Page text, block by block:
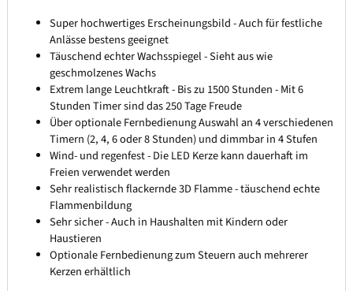
Super hochwertiges Erscheinungsbild - Auch für festliche
Anlässe bestens geeignet
Täuschend echter Wachsspiegel - Sieht aus wie
geschmolzenes Wachs
Extrem lange Leuchtkraft - Bis zu 1500 Stunden - Mit 6
Stunden Timer sind das 250 Tage Freude
Über optionale Fernbedienung Auswahl an 4 verschiedenen
Timern (2, 4, 6 oder 8 Stunden) und dimmbar in 4 Stufen
Wind- und regenfest - Die LED Kerze kann dauerhaft im
Freien verwendet werden
Sehr realistisch flackernde 3D Flamme - täuschend echte
Flammenbildung
Sehr sicher - Auch in Haushalten mit Kindern oder
Haustieren
Optionale Fernbedienung zum Steuern auch mehrerer
Kerzen erhältlich